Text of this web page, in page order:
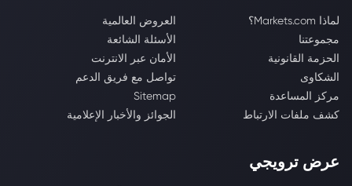
لماذا Markets.com؟
العروض العالمية
مجموعتنا
الأسئلة الشائعة
الحزمة القانونية
الأمان عبر الانترنت
الشكاوى
تواصل مع فريق الدعم
مركز المساعدة
Sitemap
كشف ملفات الارتباط
الجوائز والأخبار الإعلامية
عرض ترويجي